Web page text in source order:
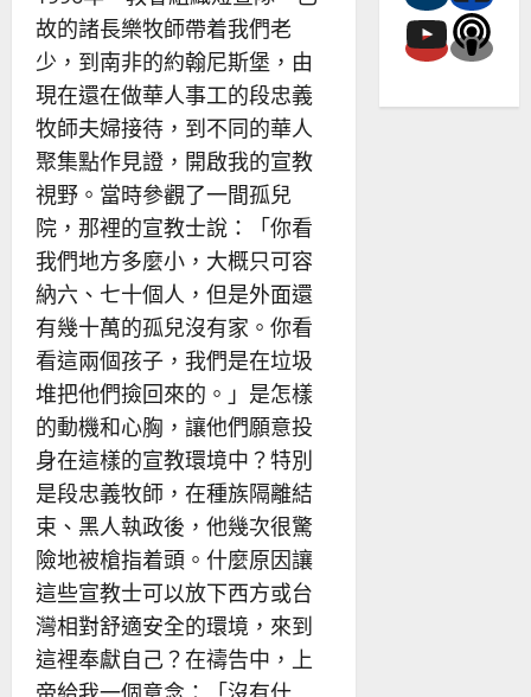
故的諸長樂牧師帶着我們老
少，到南非的約翰尼斯堡，由
現在還在做華人事工的段忠義
牧師夫婦接待，到不同的華人
聚集點作見證，開啟我的宣教
視野。當時參觀了一間孤兒
院，那裡的宣教士說：「你看
我們地方多麼小，大概只可容
納六、七十個人，但是外面還
有幾十萬的孤兒沒有家。你看
看這兩個孩子，我們是在垃圾
堆把他們撿回來的。」是怎樣
的動機和心胸，讓他們願意投
身在這樣的宣教環境中？特別
是段忠義牧師，在種族隔離結
束、黑人執政後，他幾次很驚
險地被槍指着頭。什麼原因讓
這些宣教士可以放下西方或台
灣相對舒適安全的環境，來到
這裡奉獻自己？在禱告中，上